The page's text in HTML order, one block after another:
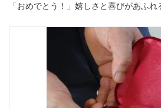
「おめでとう！」嬉しさと喜びがあふれ